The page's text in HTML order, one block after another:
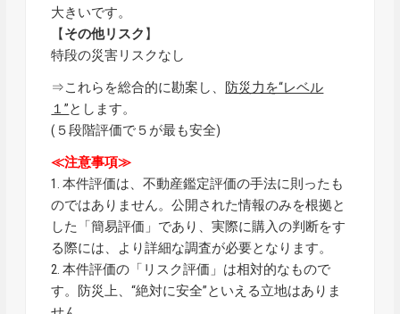
大きいです。
【その他リスク 】
特段の災害リスクなし
⇒これらを総合的に勘案し、 防災力を“レベル
１”とします。
(５段階評価で５が最も安全)
≪注意事項≫
1. 本件評価は、不動産鑑定評価の手法に則ったも
のではありません。公開された情報のみを根拠と
した「簡易評価」であり、実際に購入の判断をす
る際には、より詳細な調査が必要となります。
2. 本件評価の「リスク評価」は相対的なもので
す。防災上、“絶対に安全”といえる立地はありま